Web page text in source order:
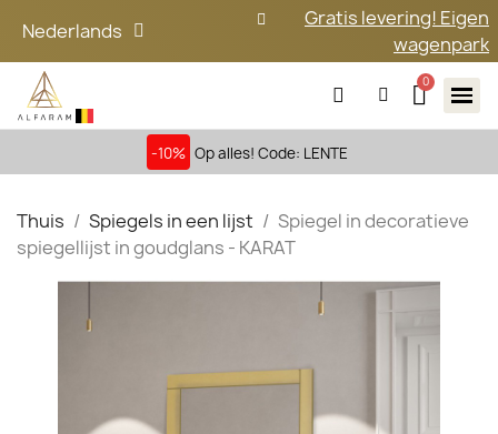
Nederlands
Gratis levering! Eigen
wagenpark
-10% Op alles! Code: LENTE
Thuis Spiegels in een lijst
Spiegel in decoratieve
spiegellijst in goudglans - KARAT